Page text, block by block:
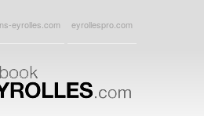
eyrolles.com eyrollespro.com